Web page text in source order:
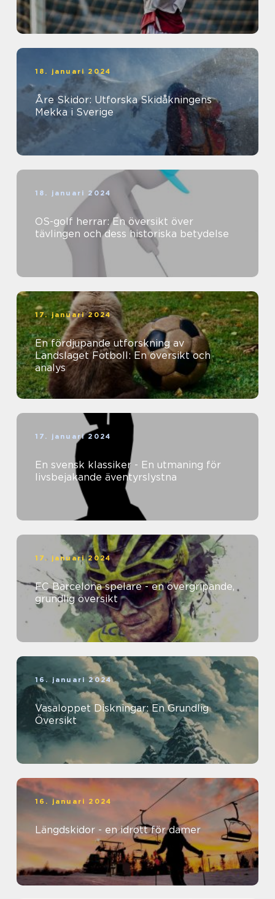
18. januari 2024
Åre Skidor: Utforska Skidåkningens
Mekka i Sverige
18. januari 2024
OS-golf herrar: En översikt över
tävlingen och dess historiska betydelse
17. januari 2024
En fördjupande utforskning av
Landslaget Fotboll: En översikt och
analys
17. januari 2024
En svensk klassiker - En utmaning för
livsbejakande äventyrslystna
17. januari 2024
FC Barcelona spelare - en övergripande,
grundlig översikt
16. januari 2024
Vasaloppet Diskningar: En Grundlig
Översikt
16. januari 2024
Längdskidor - en idrott för damer